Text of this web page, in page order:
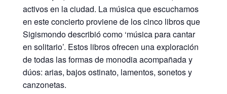
activos en la ciudad. La música que escuchamos
en este concierto proviene de los cinco libros que
Sigismondo describió como ‘música para cantar
en solitario’. Estos libros ofrecen una exploración
de todas las formas de monodia acompañada y
dúos: arias, bajos ostinato, lamentos, sonetos y
canzonetas.